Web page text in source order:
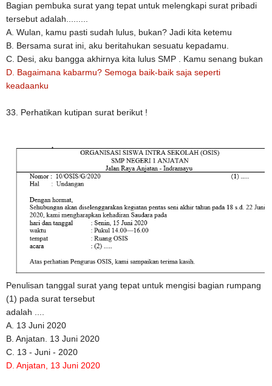
Bagian pembuka surat yang tepat untuk melengkapi surat pribadi
tersebut adalah.........
A. Wulan, kamu pasti sudah lulus, bukan? Jadi kita ketemu
B. Bersama surat ini, aku beritahukan sesuatu kepadamu.
C. Desi, aku bangga akhirnya kita lulus SMP . Kamu senang bukan
D. Bagaimana kabarmu? Semoga baik-baik saja seperti
keadaanku
33. Perhatikan kutipan surat berikut !
Penulisan tanggal surat yang tepat untuk mengisi bagian rumpang
(1) pada surat tersebut
adalah ....
A. 13 Juni 2020
B. Anjatan. 13 Juni 2020
C. 13 - Juni - 2020
D. Anjatan, 13 Juni 2020